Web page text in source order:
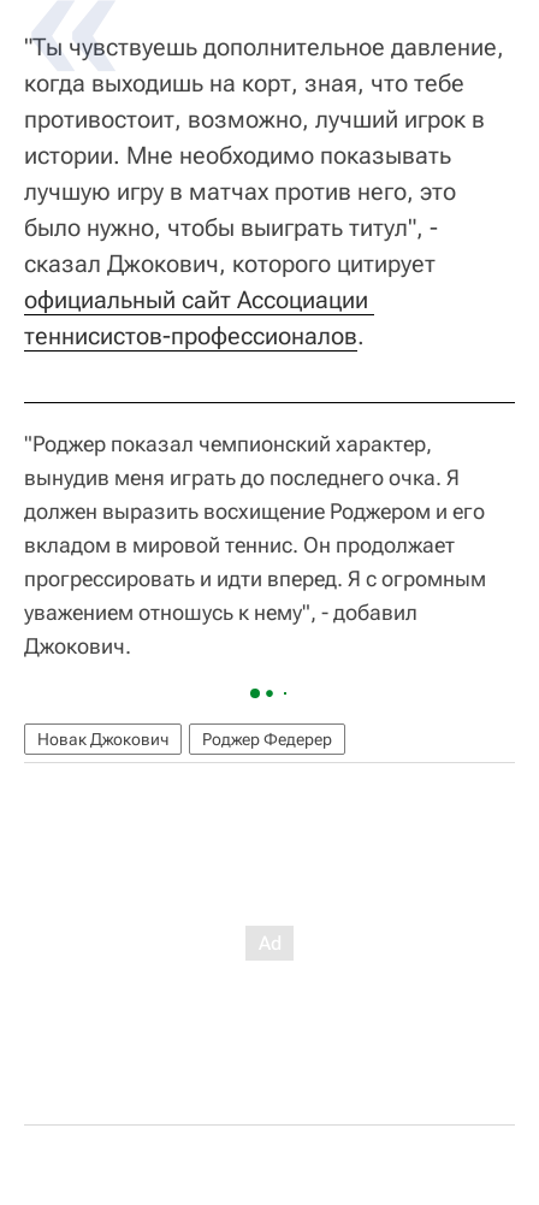
"Ты чувствуешь дополнительное давление,
когда выходишь на корт, зная, что тебе
противостоит, возможно, лучший игрок в
истории. Мне необходимо показывать
лучшую игру в матчах против него, это
было нужно, чтобы выиграть титул", -
сказал Джокович, которого цитирует
официальный сайт Ассоциации
теннисистов-профессионалов.
"Роджер показал чемпионский характер,
вынудив меня играть до последнего очка. Я
должен выразить восхищение Роджером и его
вкладом в мировой теннис. Он продолжает
прогрессировать и идти вперед. Я с огромным
уважением отношусь к нему", - добавил
Джокович.
Новак Джокович Роджер Федерер